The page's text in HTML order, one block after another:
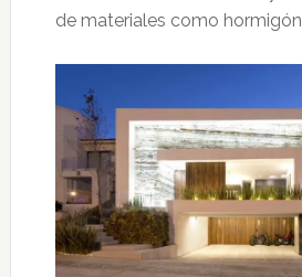
de materiales como